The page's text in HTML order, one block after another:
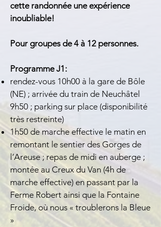
cette randonnée une expérience
inoubliable!
Pour groupes de 4 à 12 personnes.
Programme J1:
rendez-vous 10h00 à la gare de Bôle
(NE) ; arrivée du train de Neuchâtel
9h50 ; parking sur place (disponibilité
très restreinte)
1h50 de marche effective le matin en
remontant le sentier des Gorges de
l’Areuse ; repas de midi en auberge ;
montée au Creux du Van (4h de
marche effective) en passant par la
Ferme Robert ainsi que la Fontaine
Froide, où nous « troublerons la Bleue
»